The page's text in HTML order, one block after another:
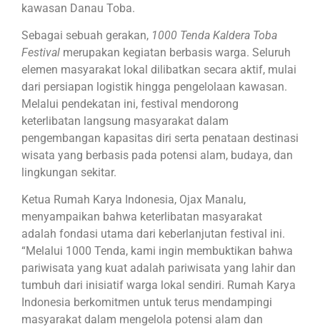
kawasan Danau Toba.
Sebagai sebuah gerakan, 1000 Tenda Kaldera Toba
Festival merupakan kegiatan berbasis warga. Seluruh
elemen masyarakat lokal dilibatkan secara aktif, mulai
dari persiapan logistik hingga pengelolaan kawasan.
Melalui pendekatan ini, festival mendorong
keterlibatan langsung masyarakat dalam
pengembangan kapasitas diri serta penataan destinasi
wisata yang berbasis pada potensi alam, budaya, dan
lingkungan sekitar.
Ketua Rumah Karya Indonesia, Ojax Manalu,
menyampaikan bahwa keterlibatan masyarakat
adalah fondasi utama dari keberlanjutan festival ini.
“Melalui 1000 Tenda, kami ingin membuktikan bahwa
pariwisata yang kuat adalah pariwisata yang lahir dan
tumbuh dari inisiatif warga lokal sendiri. Rumah Karya
Indonesia berkomitmen untuk terus mendampingi
masyarakat dalam mengelola potensi alam dan